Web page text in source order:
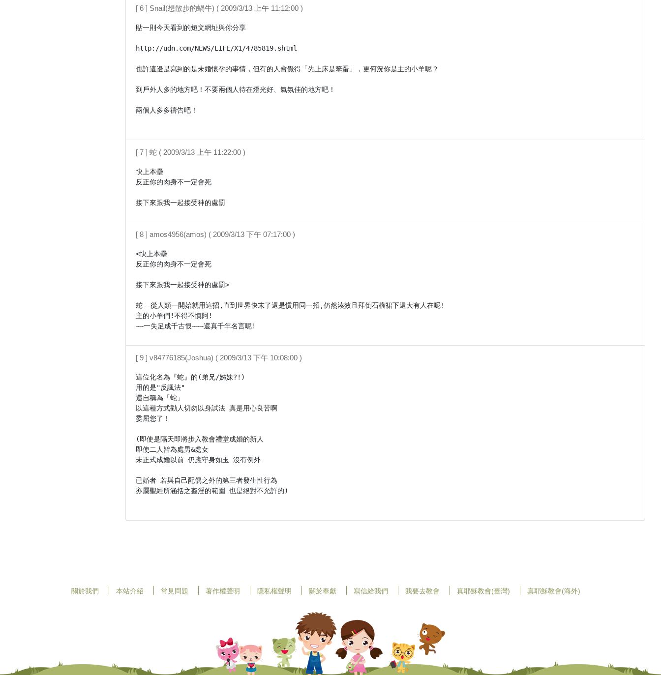
[ 6 ] Snail(想散步的蝸牛) ( 2009/3/13 上午 11:12:00 )
貼一則今天看到的短文網址與你分享
http://udn.com/NEWS/LIFE/X1/4785819.shtml
也許這邊是寫到的是未婚懷孕的事情，但有的人會覺得「先上床是笨蛋」，更何況你是主的小羊呢？
到戶外人多的地方吧！不要兩個人待在燈光好、氣氛佳的地方吧！
兩個人多多禱告吧！
[ 7 ] 蛇 ( 2009/3/13 上午 11:22:00 )
快上本壘
反正你的肉身不一定會死
接下來跟我一起接受神的處罰
[ 8 ] amos4956(amos) ( 2009/3/13 下午 07:17:00 )
<快上本壘
反正你的肉身不一定會死
接下來跟我一起接受神的處罰>
蛇--從人類一開始就用這招,直到世界快末了還是慣用同一招,仍然湊效且拜倒石榴裙下還大有人在呢!
主的小羊們!不得不慎阿!
~~一失足成千古恨~~~還真千年名言呢!
[ 9 ] v84776185(Joshua) ( 2009/3/13 下午 10:08:00 )
這位化名為『蛇』的(弟兄/姊妹?!)
用的是"反諷法"
還自稱為「蛇」
以這種方式勸人切勿以身試法 真是用心良苦啊
委屈您了！
(即使是隔天即將步入教會禮堂成婚的新人
即使二人皆為處男&處女
未正式成婚以前 仍應守身如玉 沒有例外
已婚者 若與自己配偶之外的第三者發生性行為
亦屬聖經所涵括之姦淫的範圍 也是絕對不允許的)
關於我們 本站介紹 常見問題 著作權聲明 隱私權聲明 關於奉獻 寫信給我們 我要去教會 真耶穌教會(臺灣) 真耶穌教會(海外)